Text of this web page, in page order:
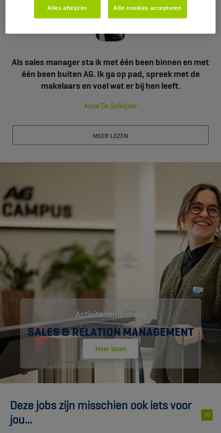
Als sales manager sta ik met één been binnen en met
één been buiten AG. Ik ga op pad, spreek met de
makelaars en voel wat er bij hen leeft.
Anne De Schrijver
MEER LEZEN
Activiteitendomein
SALES & RELATION MANAGEMENT
Meer lezen
Deze jobs zijn misschien ook iets voor
jou...
10
Alles afwijzen Alle cookies accepteren